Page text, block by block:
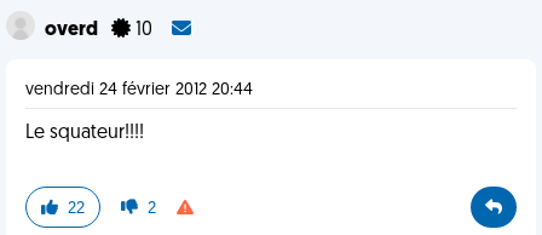
overd 10
vendredi 24 février 2012 20:44
Le squateur!!!!
22 2